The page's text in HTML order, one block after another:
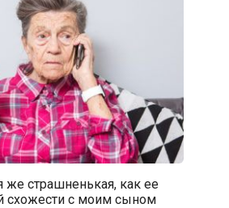
же страшненькая, как ее
схожести с моим сыном